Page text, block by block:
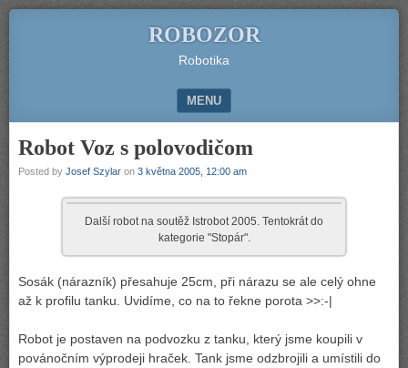
ROBOZOR
Robotika
MENU
Robot Voz s polovodičom
Posted by Josef Szylar on 3 května 2005, 12:00 am
Další robot na soutěž Istrobot 2005. Tentokrát do
kategorie "Stopár".
Sosák (nárazník) přesahuje 25cm, při nárazu se ale celý ohne
až k profilu tanku. Uvidíme, co na to řekne porota >>:-|
Robot je postaven na podvozku z tanku, který jsme koupili v
povánočním výprodeji hraček. Tank jsme odzbrojili a umístili do